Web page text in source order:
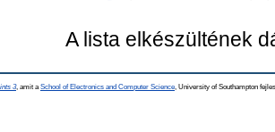
A lista elkészültének
3, amit a School of Electronics and Computer Science , University of Southampton